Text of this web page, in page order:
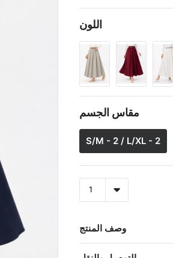
اللون
مقاس الجسم
S/M - 2 / L/XL - 2
وصف المنتج